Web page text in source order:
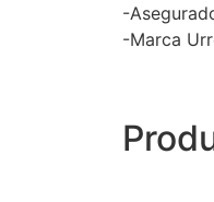
-
-Marca